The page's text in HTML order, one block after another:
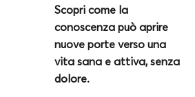
Scopri come la
conoscenza può aprire
nuove porte verso una
vita sana e attiva, senza
dolore.